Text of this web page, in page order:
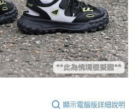
顯示電腦版詳細說明